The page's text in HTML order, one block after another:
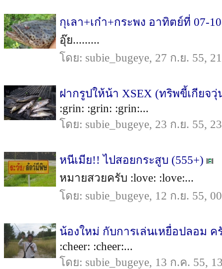
กุเลา+เก๋า+กระพง อาทิตย์ที่ 07-
อุ๊ย.........
โดย: subie_bugeye, 27 ก.ย. 55,
ฝากรูปให้น้า XSEX (ทริพขี้เกียจ
:grin: :grin: :grin:...
โดย: subie_bugeye, 23 ก.ย. 55,
หนีเมีย!! ไปสอยกระสูบ (555+)
หมายสวยครับ :love: :love:...
โดย: subie_bugeye, 12 ก.ย. 55,
น้องใหม่ กับการเล่นเหยื่อปลอม ค
:cheer: :cheer:...
โดย: subie_bugeye, 13 ก.ค. 55,